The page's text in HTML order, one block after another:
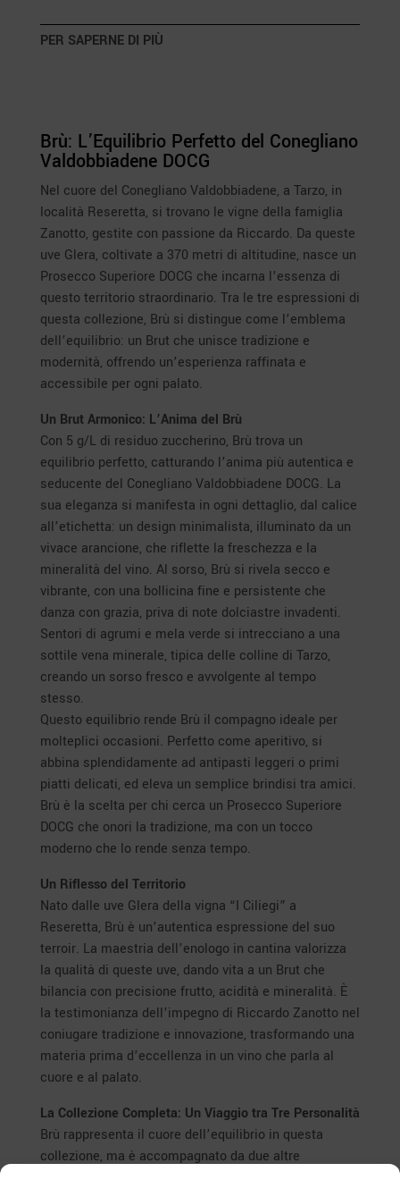
PER SAPERNE DI PIÙ
Brù: L’Equilibrio Perfetto del Conegliano
Valdobbiadene DOCG
Nel cuore del Conegliano Valdobbiadene, a Tarzo, in
località Reseretta, si trovano le vigne della famiglia
Zanotto, gestite con passione da Riccardo. Da queste
uve Glera, coltivate a 370 metri di altitudine, nasce un
Prosecco Superiore DOCG che incarna l’essenza di
questo territorio straordinario. Tra le tre espressioni di
questa collezione, Brù si distingue come l’emblema
dell’equilibrio: un Brut che unisce tradizione e
modernità, offrendo un’esperienza raffinata e
accessibile per ogni palato.
Un Brut Armonico: L’Anima del Brù
Con 5 g/L di residuo zuccherino, Brù trova un
equilibrio perfetto, catturando l’anima più autentica e
seducente del Conegliano Valdobbiadene DOCG. La
sua eleganza si manifesta in ogni dettaglio, dal calice
all’etichetta: un design minimalista, illuminato da un
vivace arancione, che riflette la freschezza e la
mineralità del vino. Al sorso, Brù si rivela secco e
vibrante, con una bollicina fine e persistente che
danza con grazia, priva di note dolciastre invadenti.
Sentori di agrumi e mela verde si intrecciano a una
sottile vena minerale, tipica delle colline di Tarzo,
creando un sorso fresco e avvolgente al tempo
stesso.
Questo equilibrio rende Brù il compagno ideale per
molteplici occasioni. Perfetto come aperitivo, si
abbina splendidamente ad antipasti leggeri o primi
piatti delicati, ed eleva un semplice brindisi tra amici.
Brù è la scelta per chi cerca un Prosecco Superiore
DOCG che onori la tradizione, ma con un tocco
moderno che lo rende senza tempo.
Un Riflesso del Territorio
Nato dalle uve Glera della vigna “I Ciliegi” a
Reseretta, Brù è un’autentica espressione del suo
terroir. La maestria dell’enologo in cantina valorizza
la qualità di queste uve, dando vita a un Brut che
bilancia con precisione frutto, acidità e mineralità. È
la testimonianza dell’impegno di Riccardo Zanotto nel
coniugare tradizione e innovazione, trasformando una
materia prima d’eccellenza in un vino che parla al
cuore e al palato.
La Collezione Completa: Un Viaggio tra Tre Personalità
Brù rappresenta il cuore dell’equilibrio in questa
collezione, ma è accompagnato da due altre